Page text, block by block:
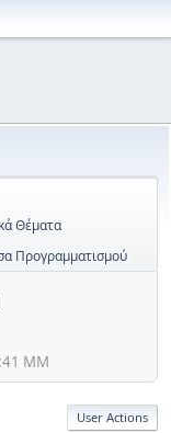
Θέματα
Προγραμματισμού
ΜΜ
User Actions